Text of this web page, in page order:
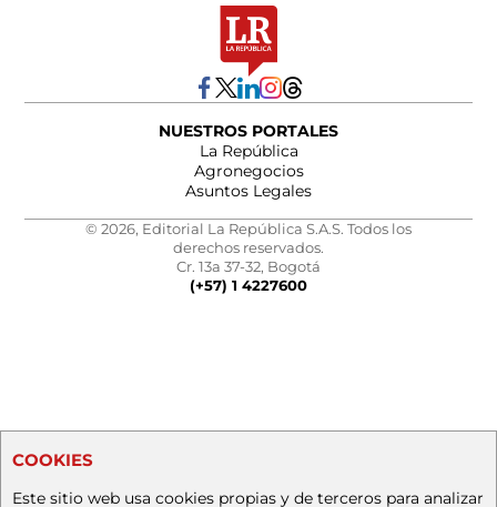
NUESTROS PORTALES
La República
Agronegocios
Asuntos Legales
© 2026, Editorial La República S.A.S. Todos los
derechos reservados.
Cr. 13a 37-32, Bogotá
(+57) 1 4227600
COOKIES
Este sitio web usa cookies propias y de terceros para analizar